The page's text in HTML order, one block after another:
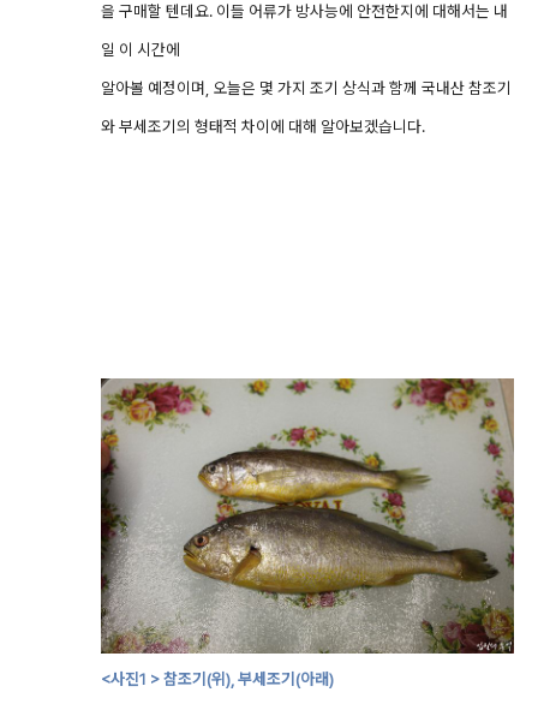
을 구매할 텐데요. 이들 어류가 방사능에 안전한지에 대해서는 내
일 이 시간에
알아볼 예정이며, 오늘은 몇 가지 조기 상식과 함께 국내산 참조기
와 부세조기의 형태적 차이에 대해 알아보겠습니다.
<사진1 > 참조기(위), 부세조기(아래)